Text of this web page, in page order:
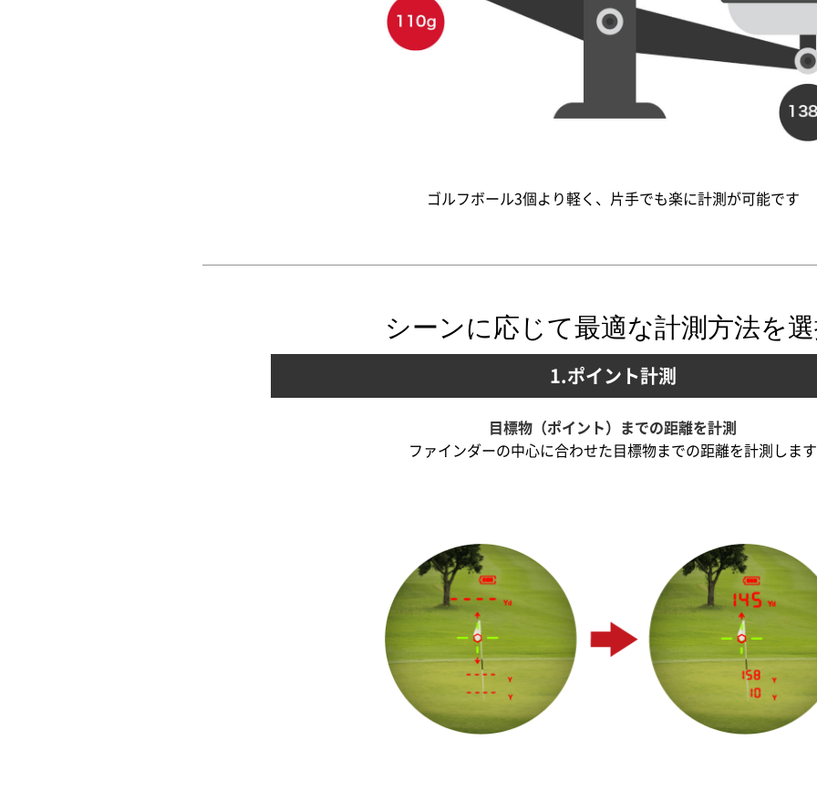
ゴルフボール3個より軽く、片手でも楽に計測が可能です
シーンに応じて最適な計測方法を
1.ポイント計測
目標物（ポイント）までの距離を計測
ファインダーの中心に合わせた目標物までの距離を計測します